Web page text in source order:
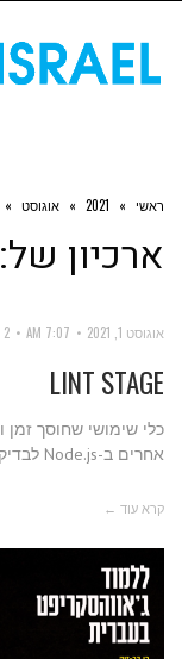
ראשי »
2021
» אוגוסט »
ארכיון של:
אוגוסט 1, 2021 7:07 AM 2 תגובות
LINT STAGE
אחרים ב-Node.js לבדיקות קוד סטטיות.
קרא עוד ←